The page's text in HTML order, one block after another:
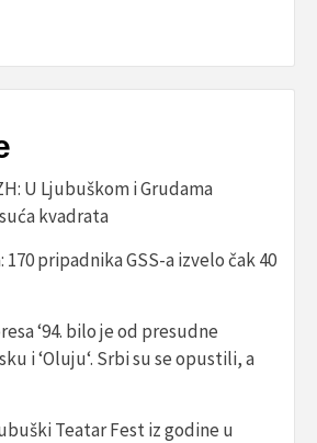
U Ljubuškom i Grudama
kvadrata
pripadnika GSS-a izvelo čak 40
‘94. bilo je od presudne
i ‘Oluju‘. Srbi su se opustili, a
Teatar Fest iz godine u